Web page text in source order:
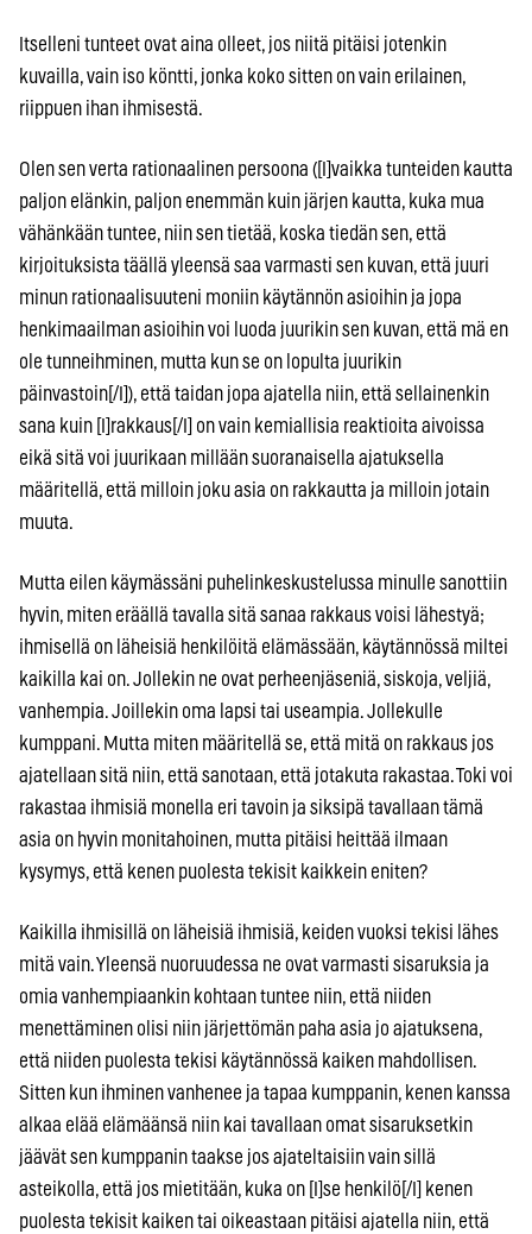
Itselleni tunteet ovat aina olleet, jos niitä pitäisi jotenkin
kuvailla, vain iso köntti, jonka koko sitten on vain erilainen,
riippuen ihan ihmisestä.
Olen sen verta rationaalinen persoona ([I]vaikka tunteiden kautta
paljon elänkin, paljon enemmän kuin järjen kautta, kuka mua
vähänkään tuntee, niin sen tietää, koska tiedän sen, että
kirjoituksista täällä yleensä saa varmasti sen kuvan, että juuri
minun rationaalisuuteni moniin käytännön asioihin ja jopa
henkimaailman asioihin voi luoda juurikin sen kuvan, että mä en
ole tunneihminen, mutta kun se on lopulta juurikin
päinvastoin[/I]), että taidan jopa ajatella niin, että sellainenkin
sana kuin [I]rakkaus[/I] on vain kemiallisia reaktioita aivoissa
eikä sitä voi juurikaan millään suoranaisella ajatuksella
määritellä, että milloin joku asia on rakkautta ja milloin jotain
muuta.
Mutta eilen käymässäni puhelinkeskustelussa minulle sanottiin
hyvin, miten eräällä tavalla sitä sanaa rakkaus voisi lähestyä;
ihmisellä on läheisiä henkilöitä elämässään, käytännössä miltei
kaikilla kai on. Jollekin ne ovat perheenjäseniä, siskoja, veljiä,
vanhempia. Joillekin oma lapsi tai useampia. Jollekulle
kumppani. Mutta miten määritellä se, että mitä on rakkaus jos
ajatellaan sitä niin, että sanotaan, että jotakuta rakastaa. Toki voi
rakastaa ihmisiä monella eri tavoin ja siksipä tavallaan tämä
asia on hyvin monitahoinen, mutta pitäisi heittää ilmaan
kysymys, että kenen puolesta tekisit kaikkein eniten?
Kaikilla ihmisillä on läheisiä ihmisiä, keiden vuoksi tekisi lähes
mitä vain. Yleensä nuoruudessa ne ovat varmasti sisaruksia ja
omia vanhempiaankin kohtaan tuntee niin, että niiden
menettäminen olisi niin järjettömän paha asia jo ajatuksena,
että niiden puolesta tekisi käytännössä kaiken mahdollisen.
Sitten kun ihminen vanhenee ja tapaa kumppanin, kenen kanssa
alkaa elää elämäänsä niin kai tavallaan omat sisaruksetkin
jäävät sen kumppanin taakse jos ajateltaisiin vain sillä
asteikolla, että jos mietitään, kuka on [I]se henkilö[/I] kenen
puolesta tekisit kaiken tai oikeastaan pitäisi ajatella niin, että